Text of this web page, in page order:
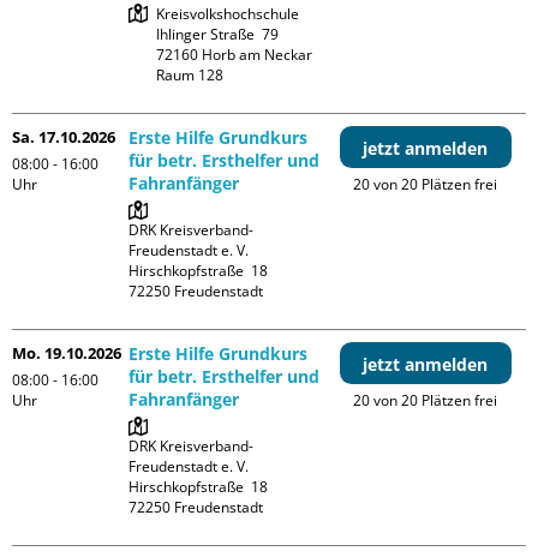
Kreisvolkshochschule
Ihlinger Straße  79
72160 Horb am Neckar
Raum 128
Sa. 17.10.2026
08:00 - 16:00
Uhr
Erste Hilfe Grundkurs
für betr. Ersthelfer und
Fahranfänger
DRK Kreisverband-
Freudenstadt e. V.
Hirschkopfstraße  18
jetzt anmelden
20 von 20 Plätzen frei
Mo. 19.10.2026
08:00 - 16:00
Uhr
Erste Hilfe Grundkurs
für betr. Ersthelfer und
Fahranfänger
DRK Kreisverband-
Freudenstadt e. V.
Hirschkopfstraße  18
jetzt anmelden
20 von 20 Plätzen frei